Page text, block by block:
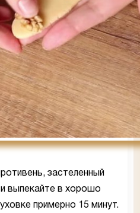
застеленный
и выпекайте в хорошо
примерно 15 минут.